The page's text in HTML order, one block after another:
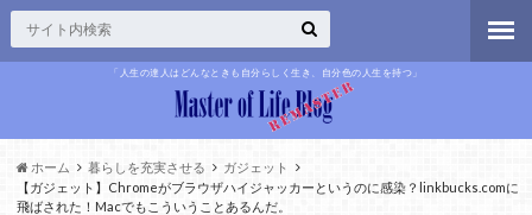
「人生の達人はどんなときも自分らしく生き、自分色の人生を持つ」
ホーム 暮らしを充実させる
ガジェット
【ガジェット】Chromeがブラウザハイジャッカーというのに感染？linkbucks.comに
飛ばされた！Macでもこういうことあるんだ。